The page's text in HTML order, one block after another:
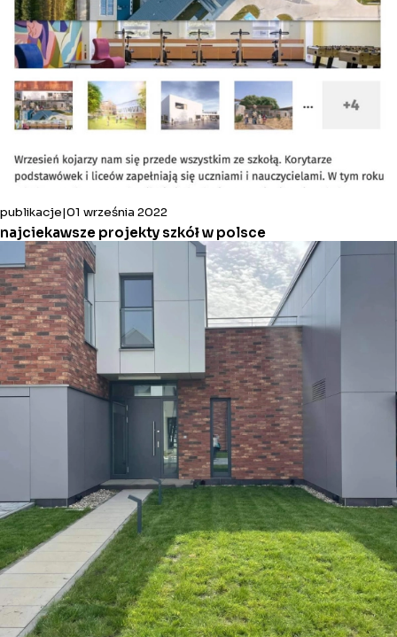
publikacje 01 września 2022
najciekawsze projekty szkół w polsce